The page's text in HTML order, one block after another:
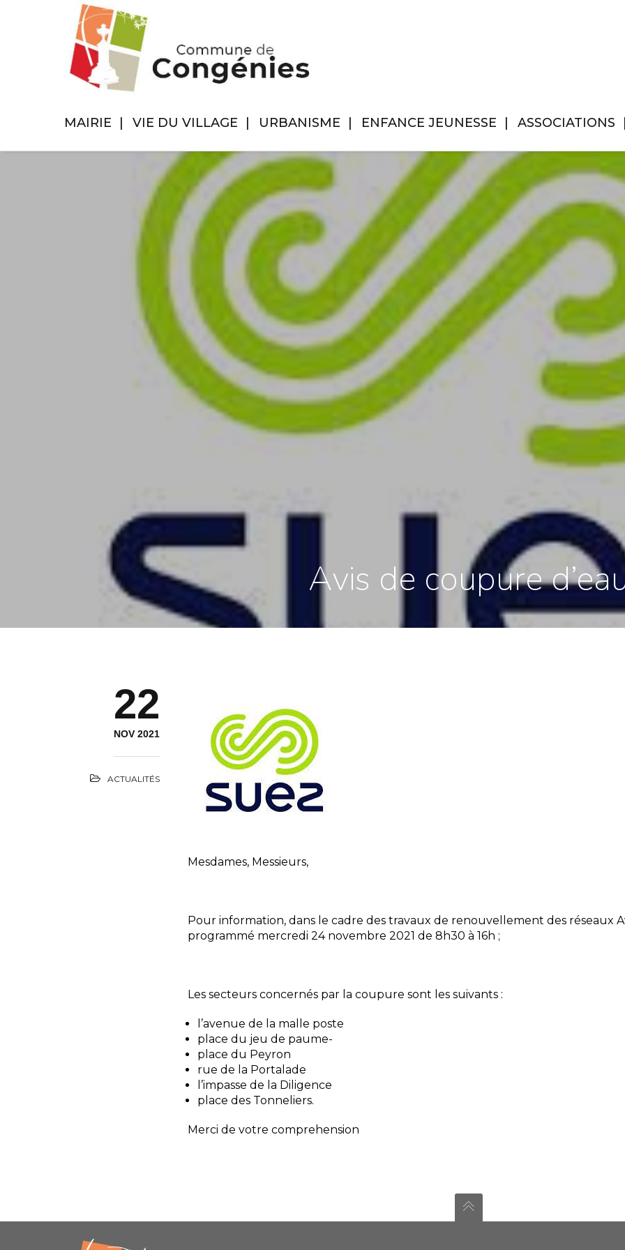
MAIRIE VIE DU VILLAGE URBANISME ENFANCE JEUNESSE ASSOCIATIONS
Avis de coupure
22
NOV 2021
ACTUALITÉS
Mesdames, Messieurs,
Pour information, dans le cadre des travaux de renouvellement des réseaux
programmé mercredi 24 novembre 2021 de 8h30 à 16h ;
Les secteurs concernés par la coupure sont les suivants :
l’avenue de la malle poste
place du jeu de paume-
place du Peyron
rue de la Portalade
l’impasse de la Diligence
place des Tonneliers.
Merci de votre comprehension